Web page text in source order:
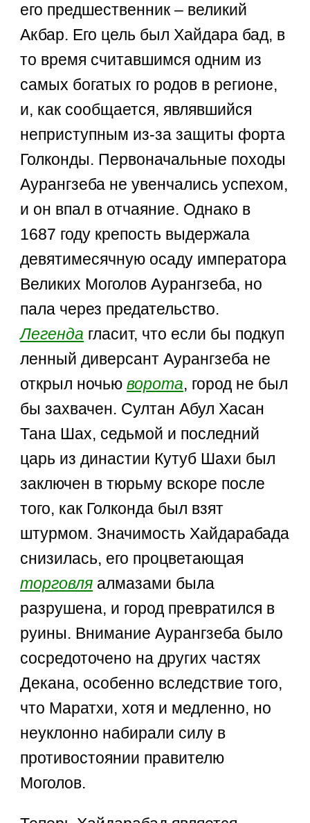
его предшественник – великий
Акбар. Его цель был Хайдара бад, в
то время считавшимся одним из
самых богатых го родов в регионе,
и, как сообщается, являвшийся
неприступным из-за защиты форта
Голконды. Первоначальные походы
Аурангзеба не увенчались успехом,
и он впал в отчаяние. Однако в
1687 году крепость выдержала
девятимесячную осаду императора
Великих Моголов Аурангзеба, но
пала через предательство.
Легенда гласит, что если бы подкуп
ленный диверсант Аурангзеба не
открыл ночьюворота, город не был
бы захвачен. Султан Абул Хасан
Тана Шах, седьмой и последний
царь из династии Кутуб Шахи был
заключен в тюрьму вскоре после
того, как Голконда был взят
штурмом. Значимость Хайдарабада
снизилась, его процветающая
торговля алмазами была
разрушена, и город превратился в
руины. Внимание Аурангзеба было
сосредоточено на других частях
Декана, особенно вследствие того,
что Маратхи, хотя и медленно, но
неуклонно набирали силу в
противостоянии правителю
Моголов.